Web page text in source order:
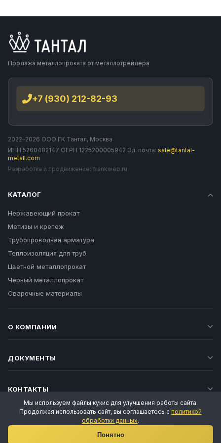
Продажа металлопроката от металлотрейдера
+7 (930) 212-82-93
2022–2026 ООО ГК Тантал, Москва
ИНН 5260482147 ОГРН 1225200005942 Эл. почта: sale@tantal-
metall.com
Разработка и продвижение: frankweb.ru
КАТАЛОГ
Нержавеющий прокат
Метизы и крепеж
Трубопроводная арматура
Теплоизоляция для труб
Цветной металлопрокат
Черный металлопрокат
Сварочные материалы
О КОМПАНИИ
ДОКУМЕНТЫ
КОНТАКТЫ
Мы используем файлы кукис для улучшения работы сайта.
Продолжая использовать сайт, вы соглашаетесь с политикой
обработки данных.
Понятно